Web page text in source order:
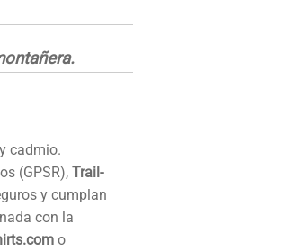
cadmio.
(GPSR), Trail-
y cumplan
con la
o